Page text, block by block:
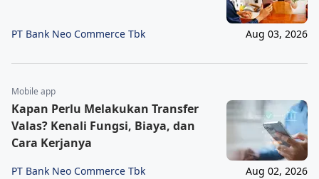
PT Bank Neo Commerce Tbk Aug 03, 2026
Mobile app
Kapan Perlu Melakukan Transfer
Valas? Kenali Fungsi, Biaya, dan
Cara Kerjanya
PT Bank Neo Commerce Tbk Aug 02, 2026